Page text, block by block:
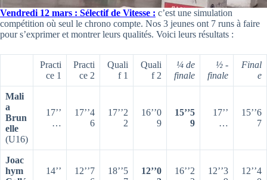
Vendredi 12 mars : Sélectif de Vitesse : c’est une simulation
compétition où seul le chrono compte. Nos 3 jeunes ont 7 runs à faire
pour s’exprimer et montrer leurs qualités. Voici leurs résultats :
Practi
ce 1
Practi
ce 2
Quali
f 1
Quali
f 2
¼ de
finale
½ -
finale
Final
e
Mali
a
Brun
elle
(U16)
17’’
…
17’’4
6
17’’2
2
16’’0
9
15’’5
9
17’’
…
15’’6
7
Joac
hym
14’’
12’’7
18’’5
12’’0
16’’2
12’’3
12’’4